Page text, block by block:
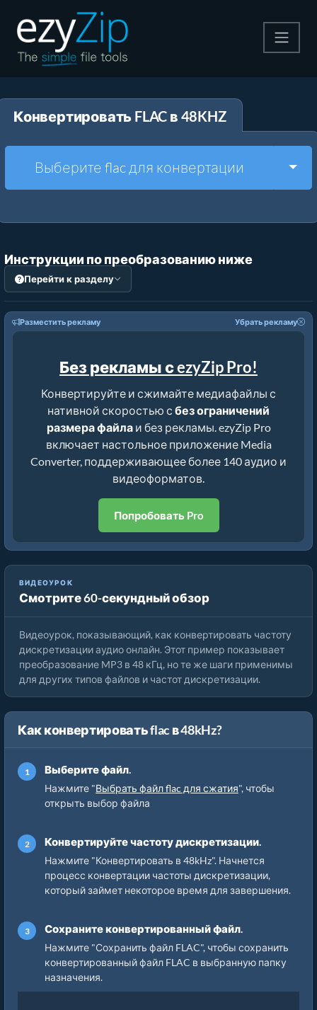
Pаспаковывайте
Другие инструменты
Конвертировать FLAC в 48KHZ
Выберите flac для конвертации
Инструкции по преобразованию ниже
Перейти к разделу
Разместить рекламу Убрать рекламу
Без рекламы с ezyZip Pro!
Конвертируйте и сжимайте медиафайлы с
нативной скоростью с без ограничений
размера файлаи без рекламы. ezyZip Pro
включает настольное приложение Media
Converter, поддерживающее более 140 аудио и
видеоформатов.
Попробовать Pro
ВИДЕОУРОК
Смотрите 60-секундный обзор
Как конвертировать частоту дискретизации аудио.
Видеоурок, показывающий, как конвертировать частоту
дискретизации аудио онлайн. Этот пример показывает
преобразование MP3 в 48 кГц, но те же шаги применимы
для других типов файлов и частот дискретизации.
Как конвертировать flac в 48kHz?
Выберите файл.
Нажмите "Выбрать файл flac для сжатия", чтобы
открыть выбор файла
Конвертируйте частоту дискретизации.
Нажмите "Конвертировать в 48kHz". Начнется
процесс конвертации частоты дискретизации,
который займет некоторое время для завершения.
Сохраните конвертированный файл.
Нажмите "Сохранить файл FLAC", чтобы сохранить
конвертированный файл FLAC в выбранную папку
назначения.